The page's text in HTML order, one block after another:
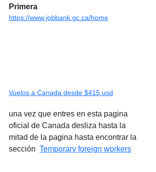
Primera
https://www.jobbank.gc.ca/home
Vuelos a Canada desde $415 usd
una vez que entres en esta pagina
oficial de Canada desliza hasta la
mitad de la pagina hasta encontrar la
sección Temporary foreign workers